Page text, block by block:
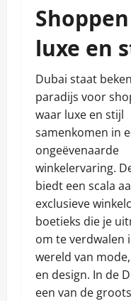
luxe en
Dubai staat
paradijs voor
waar luxe en stijl
samenkomen in
ongeëvenaarde
winkelervaring.
biedt een scala
exclusieve
boetieks die je
om te verdwalen
wereld van
en design. In de
een van de